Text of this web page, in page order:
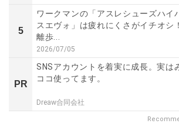
5
ワークマンの「アスレシューズハイ
スエヴォ」は疲れにくさがイチオシ
離歩...
2026/07/05
PR
SNSアカウントを着実に成長。実は
ココ使ってます。
Dreaw合同会社